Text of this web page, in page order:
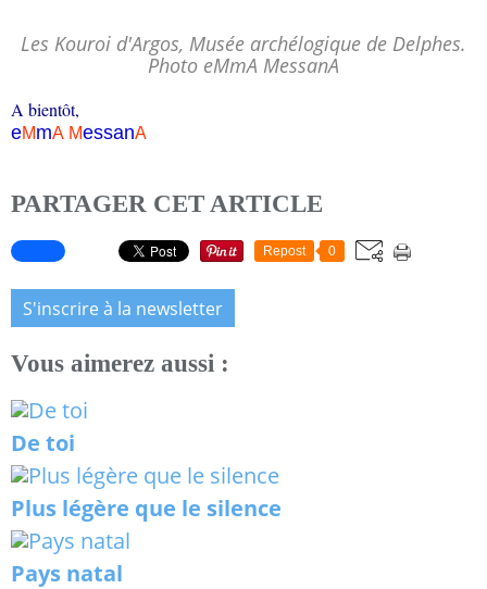
Les Kouroi d'Argos, Musée archélogique de Delphes.
Photo eMmA MessanA
A bientôt,
eMmA MessanA
PARTAGER CET ARTICLE
Repost 0
S'inscrire à la newsletter
Vous aimerez aussi :
De toi
Plus légère que le silence
Pays natal